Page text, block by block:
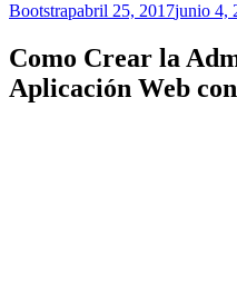
Bootstrapabril 25, 2017junio 4,
Como Crear la
Aplicación Web